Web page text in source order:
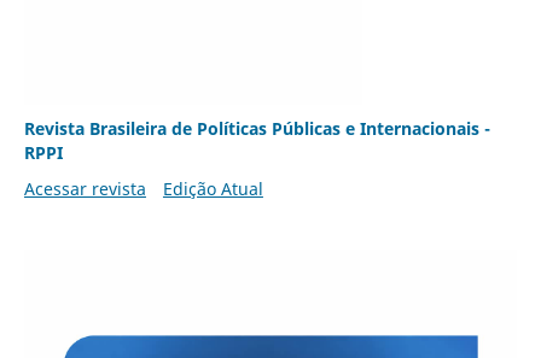
Revista Brasileira de Políticas Públicas e Internacionais -
RPPI
Acessar revista
Edição Atual